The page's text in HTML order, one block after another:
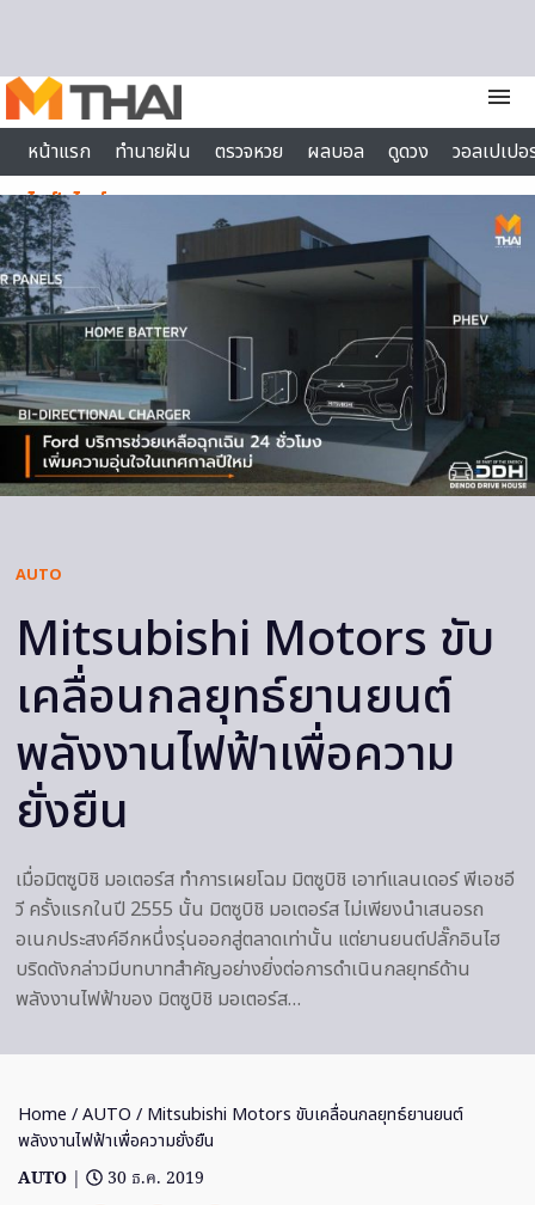
menu
หน้าแรก
ทำนายฝัน ตรวจหวย ผลบอล ดูดวง
วอลเปเป
ไลฟ์สไตล์
AUTO
Mitsubishi Motors ขับ
เคลื่อนกลยุทธ์ยานยนต์
พลังงานไฟฟ้าเพื่อความ
ยั่งยืน
เมื่อมิตซูบิชิ มอเตอร์ส ทำการเผยโฉม มิตซูบิชิ เอาท์แลนเดอร์ พีเอชอี
วี ครั้งแรกในปี 2555 นั้น มิตซูบิชิ มอเตอร์ส ไม่เพียงนำเสนอรถ
อเนกประสงค์อีกหนึ่งรุ่นออกสู่ตลาดเท่านั้น แต่ยานยนต์ปลั๊กอินไฮ
บริดดังกล่าวมีบทบาทสำคัญอย่างยิ่งต่อการดำเนินกลยุทธ์ด้าน
พลังงานไฟฟ้าของ มิตซูบิชิ มอเตอร์ส…
Home /AUTO / Mitsubishi Motors ขับเคลื่อนกลยุทธ์ยานยนต์
พลังงานไฟฟ้าเพื่อความยั่งยืน
AUTO |
30 ธ.ค. 2019